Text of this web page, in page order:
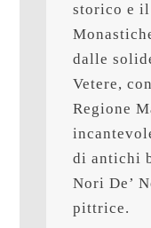
storico e
dalle
Vetere,
Regione
di antichi
Nori De’
pittrice.